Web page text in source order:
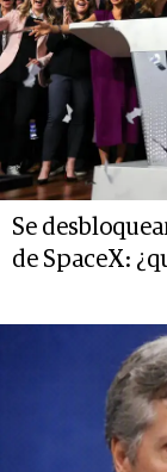
Se
de SpaceX: